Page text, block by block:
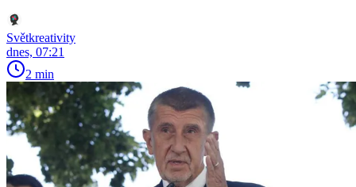
Světkreativity
dnes, 07:21
2 min